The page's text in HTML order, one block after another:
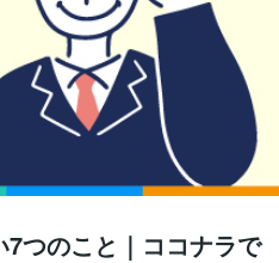
7つのこと｜ココナラで